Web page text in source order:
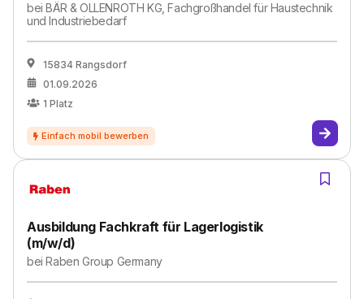
beiBÄR & OLLENROTH KG, Fachgroßhandel für Haustechnik
und Industriebedarf
15834 Rangsdorf
01.09.2026
1 Platz
Ausbildung Fachkraft für Lagerlogistik
(m/w/d)
beiRaben Group Germany